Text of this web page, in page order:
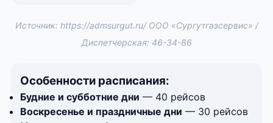
Источник: https://admsurgut.ru/ ООО «Сургутгазсервис» /
Диспетчерская: 46-34-86
Особенности расписания:
Будние и субботние дни — 40 рейсов
Воскресенье и праздничные дни — 30 рейсов